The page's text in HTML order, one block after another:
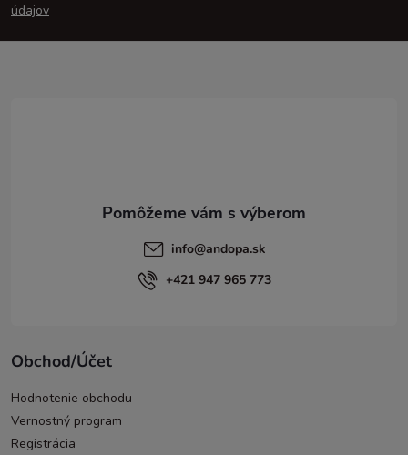
púdajov
info@andopa.sk
+421 947 965 773
Obchod/Účet
Hodnotenie obchodu
Vernostný program
Registrácia